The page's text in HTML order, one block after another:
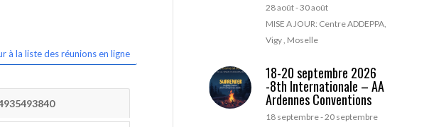
à la liste des réunions en ligne
28 août-30 août
MISE A JOUR: Centre ADDEPPA,
Vigy , Moselle
18-20 septembre 2026
-8th Internationale – AA
Ardennes Conventions
18 septembre-20 septembre